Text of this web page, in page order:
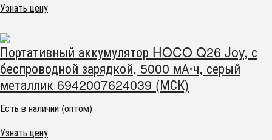
Узнать цену
Портативный аккумулятор HOCO Q26 Joy, с
беспроводной зарядкой, 5000 мА⋅ч, серый
металлик 6942007624039 (МСК)
Есть в наличии (оптом)
Узнать цену